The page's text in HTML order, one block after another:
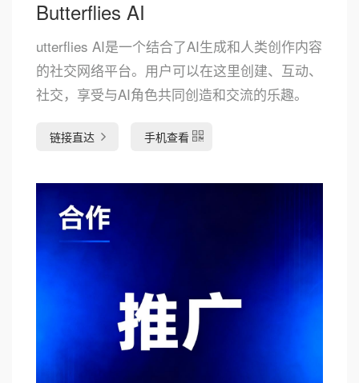
Butterflies AI
utterflies AI是一个结合了AI生成和人类创作内容
的社交网络平台。用户可以在这里创建、互动、
社交，享受与AI角色共同创造和交流的乐趣。
链接直达 手机查看